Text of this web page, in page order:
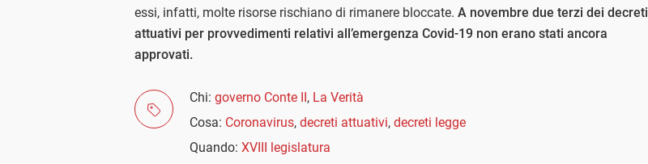
essi, infatti, molte risorse rischiano di rimanere bloccate. A novembre due terzi dei decreti
attuativi per provvedimenti relativi all’emergenza Covid-19 non erano stati ancora
approvati.
Chi: governo Conte II, La Verità
Cosa: Coronavirus, decreti attuativi, decreti legge
Quando: XVIII legislatura